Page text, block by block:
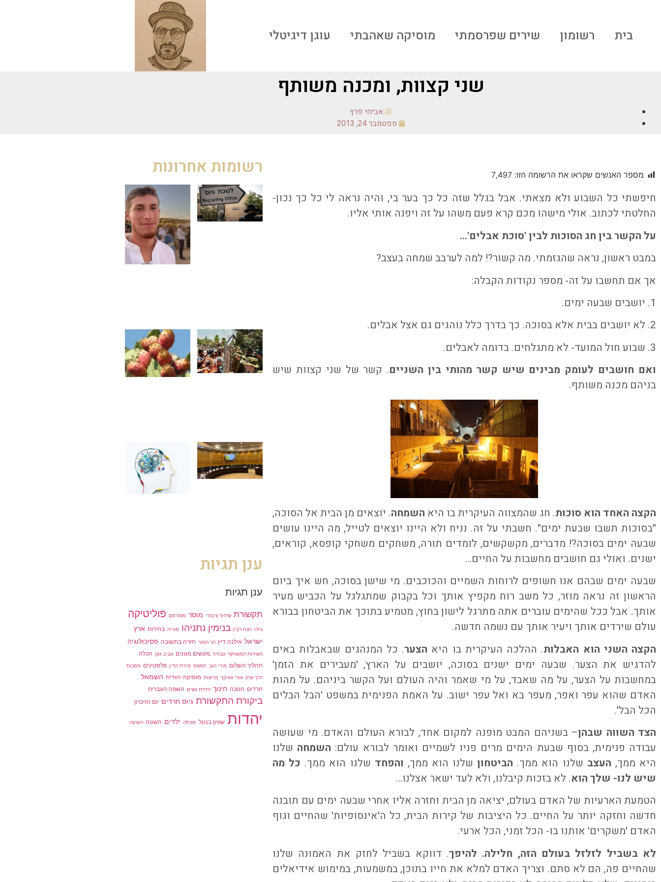
בית רשומון שירים שפרסמתי מוסיקה שאהבתי עוגן דיגיטלי
שני קצוות, ומכנה משותף
אביחי פרץ
ספטמבר 24, 2013
מספר האנשים שקראו את הרשומה הזו: 7,497
חיפשתי כל השבוע ולא מצאתי. אבל בגלל שזה כל כך בער בי, והיה נראה לי כל כך נכון-
החלטתי לכתוב. אולי מישהו מכם קרא פעם משהו על זה ויפנה אותי אליו.
על הקשר בין חג הסוכות לבין 'סוכת אבלים'…
במבט ראשון, נראה שהגזמתי. מה קשור?! למה לערבב שמחה בעצב?
אך אם תחשבו על זה- מספר נקודות הקבלה:
1. יושבים שבעה ימים.
2. לא יושבים בבית אלא בסוכה. כך בדרך כלל נוהגים גם אצל אבלים.
3. שבוע חול המועד- לא מתגלחים. בדומה לאבלים.
ואם חושבים לעומק מבינים שיש קשר מהותי בין השניים. קשר של שני קצוות שיש
בניהם מכנה משותף.
הקצה האחד הוא סוכות. חג שהמצווה העיקרית בו היא השמחה. יוצאים מן הבית אל הסוכה,
"בסוכות תשבו שבעת ימים". חשבתי על זה. נניח ולא היינו יוצאים לטייל, מה היינו עושים
שבעה ימים בסוכה?! מדברים, מקשקשים, לומדים תורה, משחקים משחקי קופסא, קוראים,
ישנים. ואולי גם חושבים מחשבות על החיים…
שבעה ימים שבהם אנו חשופים לרוחות השמיים והכוכבים. מי שישן בסוכה, חש איך ביום
הראשון זה נראה מוזר, כל משב רוח מקפיץ אותך וכל בקבוק שמתגלגל על הכביש מעיר
אותך. אבל ככל שהימים עוברים אתה מתרגל לישון בחוץ, מטמיע בתוכך את הביטחון בבורא
עולם שירדים אותך ויעיר אותך עם נשמה חדשה.
הקצה השני הוא האבלות. ההלכה העיקרית בו היא הצער. כל המנהגים שבאבלות באים
להדגיש את הצער. שבעה ימים ישנים בסוכה, יושבים על הארץ, 'מעבירים את הזמן'
במחשבות על הצער, על מה שאבד, על מי שאמר והיה העולם ועל הקשר ביניהם. על מהות
האדם שהוא עפר ואפר, מעפר בא ואל עפר ישוב. על האמת הפנימית במשפט 'הבל הבלים
הכל הבל'.
הצד השווה שבהן– בשניהם המבט מופנה למקום אחד, לבורא העולם והאדם. מי שעושה
עבודה פנימית, בסוף שבעת הימים מרים פניו לשמיים ואומר לבורא עולם: השמחה שלנו
היא ממך, העצב שלנו הוא ממך. הביטחון שלנו הוא ממך, והפחד שלנו הוא ממך. כל מה
שיש לנו- שלך הוא. לא בזכות קיבלנו, ולא לעד ישאר אצלנו…
הטמעת הארעיות של האדם בעולם, יציאה מן הבית וחזרה אליו אחרי שבעה ימים עם תובנה
חדשה וחזקה יותר על החיים. כל היציבות של קירות הבית, כל ה'אינסופיות' שהחיים וגוף
האדם 'משקרים' אותנו בו- הכל זמני, הכל ארעי.
לא בשביל לזלזל בעולם הזה, חלילה. להיפך. דווקא בשביל לחזק את האמונה שלנו
שהחיים פה, הם לא סתם. וצריך האדם למלא את חייו בתוכן, במשמעות, במימוש אידיאלים
רשומות אחרונות
ענן תגיות
ענן תגיות
תקשורת שידור ציבורי מוסר מפורסם פוליטיקה
גילוי רצח רבין בנימין נתניהו סוריה בחירות ארץ
ישראל אילנה דיין הר המור חזרה בתשובה פסיכולוגיה
השירות המשותף עבודה מעשים מגונים אביב גפן הכלה
תהליך השלום מירי רגב חמאס מידת הדין פלסטינים מסכות
דרך ארץ אורי אורבך בריאות מוסיקה יהודית השמאל
חרדים חנוכה חינוך הדרת נשים השפה העברית
ביקורת התקשורת גיוס חרדים יום הזיכרון
יהדות שוויון בנטל תפילה ילדים השונה הערצה